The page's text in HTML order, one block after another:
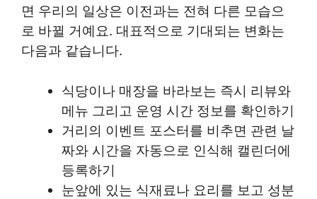
면 우리의 일상은 이전과는 전혀 다른 모습으
로 바뀔 거예요. 대표적으로 기대되는 변화는
다음과 같습니다.
식당이나 매장을 바라보는 즉시 리뷰와
메뉴 그리고 운영 시간 정보를 확인하기
거리의 이벤트 포스터를 비추면 관련 날
짜와 시간을 자동으로 인식해 캘린더에
등록하기
눈앞에 있는 식재료나 요리를 보고 성분